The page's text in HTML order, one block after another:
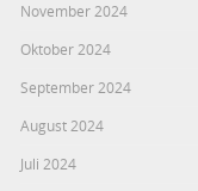
November 2024
Oktober 2024
September 2024
August 2024
Juli 2024